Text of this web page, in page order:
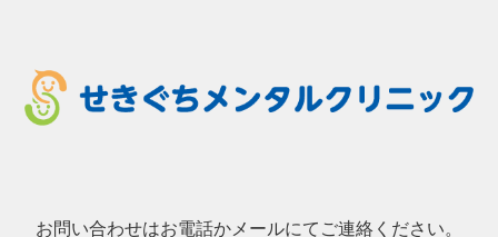
お問い合わせはお電話かメールにてご連絡ください。